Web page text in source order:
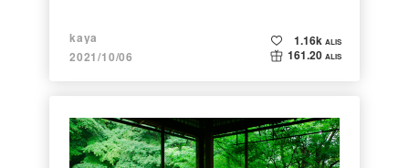
kaya
2021/10/06
1.16k ALIS
161.20 ALIS